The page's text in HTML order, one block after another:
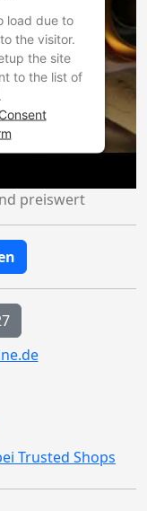
load due to
the visitor.
the site
to the list of
preiswert
Trusted Shops